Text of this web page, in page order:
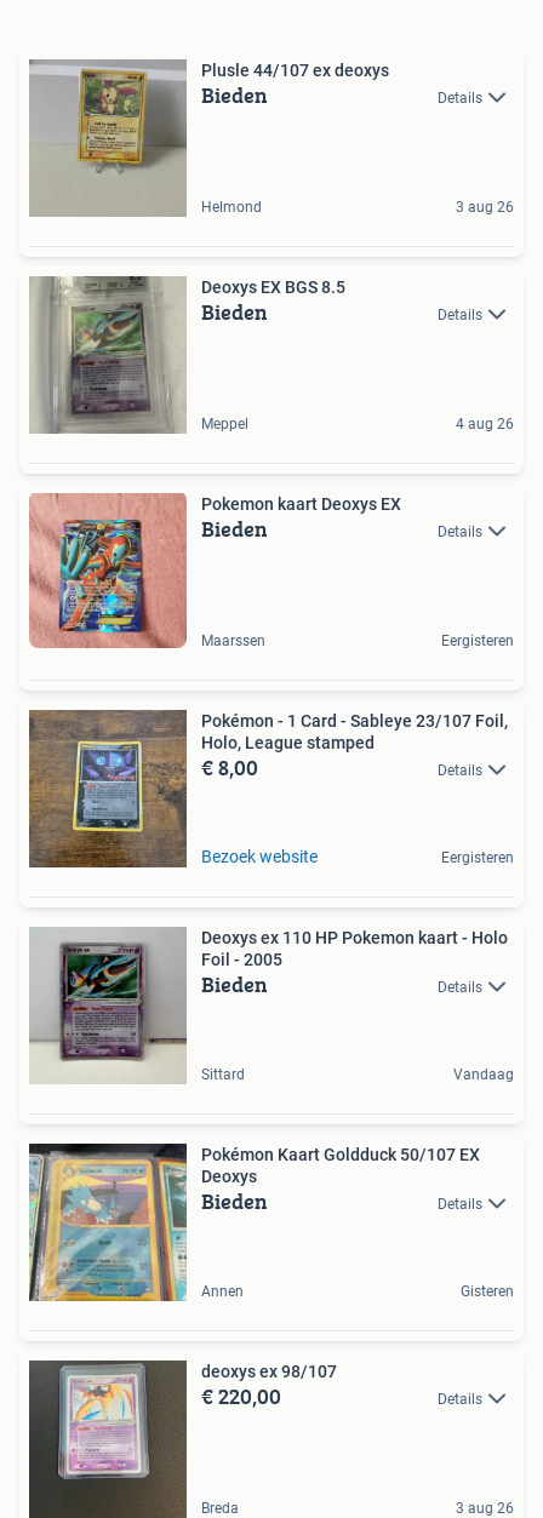
Plusle 44/107 ex deoxys
Bieden Details
Helmond 3 aug 26
Deoxys EX BGS 8.5
Bieden Details
Meppel 4 aug 26
Pokemon kaart Deoxys EX
Bieden Details
Maarssen Eergisteren
Pokémon - 1 Card - Sableye 23/107 Foil,
Holo, League stamped
€ 8,00 Details
Bezoek website Eergisteren
Deoxys ex 110 HP Pokemon kaart - Holo
Foil - 2005
Bieden Details
Sittard Vandaag
Pokémon Kaart Goldduck 50/107 EX
Deoxys
Bieden Details
Annen Gisteren
deoxys ex 98/107
€ 220,00 Details
Breda 3 aug 26